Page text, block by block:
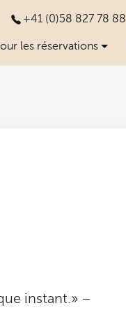
+41 (0)58 827 78 88
les réservations
instant.» –